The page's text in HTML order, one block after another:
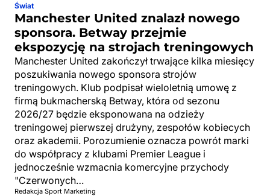
Świat
Manchester United znalazł nowego
sponsora. Betway przejmie
ekspozycję na strojach treningowych
Manchester United zakończył trwające kilka miesięcy
poszukiwania nowego sponsora strojów
treningowych. Klub podpisał wieloletnią umowę z
firmą bukmacherską Betway, która od sezonu
2026/27 będzie eksponowana na odzieży
treningowej pierwszej drużyny, zespołów kobiecych
oraz akademii. Porozumienie oznacza powrót marki
do współpracy z klubami Premier League i
jednocześnie wzmacnia komercyjne przychody
"Czerwonych…
Redakcja Sport Marketing